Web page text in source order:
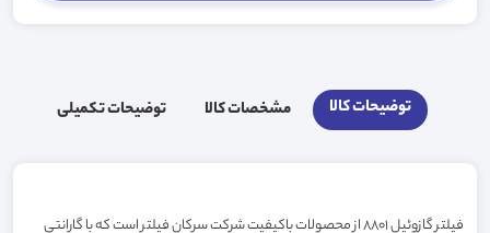
توضیحات کالا مشخصات کالا توضیحات تکمیلی
فیلتر گازوئیل 8801 از محصولات باکیفیت شرکت سرکان فیلتر است که با گارانتی